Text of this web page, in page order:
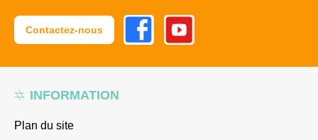
INFORMATION
Plan du site
Contactez-nous
FacebookYoutube